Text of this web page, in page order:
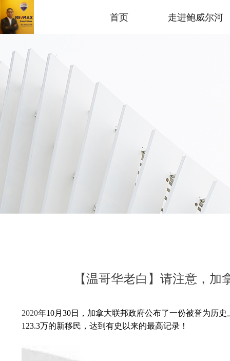
首页 走进鲍威尔河
【温哥华老白】请注意，
2020年10月30日，加拿大联邦政府公布了一份被誉为历
123.3万的新移民，达到有史以来的最高记录！